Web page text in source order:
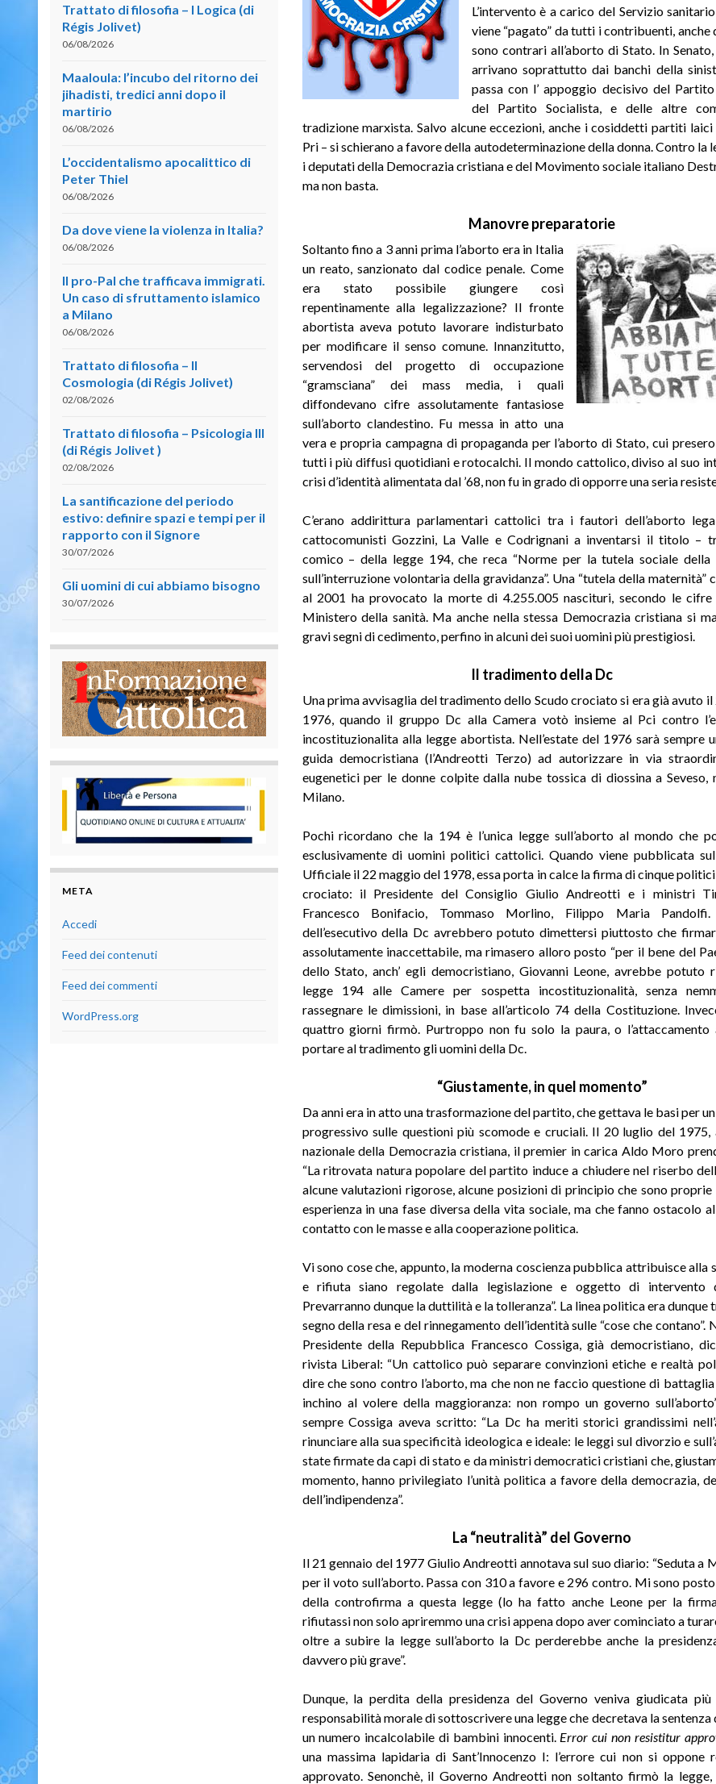
L’intervento è a carico del Servizio
viene “pagato” da tutti i contribuenti, anche
sono contrari all’aborto di Stato. In
arrivano soprattutto dai banchi della
passa con l’ appoggio decisivo del Partito
del Partito Socialista, e delle altre
tradizione marxista. Salvo alcune eccezioni, anche i cosiddetti partiti laici
Pri – si schierano a favore della autodeterminazione della donna. Contro la
i deputati della Democrazia cristiana e del Movimento sociale italiano
ma non basta.
Manovre preparatorie
Soltanto fino a 3 anni prima l’aborto era in Italia
un reato, sanzionato dal codice penale. Come
era stato possibile giungere così
repentinamente alla legalizzazione? Il fronte
abortista aveva potuto lavorare indisturbato
per modificare il senso comune. Innanzitutto,
servendosi del progetto di occupazione
“gramsciana” dei mass media, i quali
diffondevano cifre assolutamente fantasiose
sull’aborto clandestino. Fu messa in atto una
vera e propria campagna di propaganda per l’aborto di Stato, cui
tutti i più diffusi quotidiani e rotocalchi. Il mondo cattolico, diviso al suo
crisi d’identità alimentata dal ’68, non fu in grado di opporre una seria
C’erano addirittura parlamentari cattolici tra i fautori dell’aborto
cattocomunisti Gozzini, La Valle e Codrignani a inventarsi il titolo –
comico – della legge 194, che reca “Norme per la tutela sociale della
sull’interruzione volontaria della gravidanza”. Una “tutela della maternità”
al 2001 ha provocato la morte di 4.255.005 nascituri, secondo le
Ministero della sanità. Ma anche nella stessa Democrazia cristiana si
gravi segni di cedimento, perfino in alcuni dei suoi uomini più prestigiosi.
Il tradimento della Dc
Una prima avvisaglia del tradimento dello Scudo crociato si era già avuto
1976, quando il gruppo Dc alla Camera votò insieme al Pci contro
incostituzionalita alla legge abortista. Nell’estate del 1976 sarà sempre
guida democristiana (l’Andreotti Terzo) ad autorizzare in via
eugenetici per le donne colpite dalla nube tossica di diossina a Seveso,
Milano.
Pochi ricordano che la 194 è l’unica legge sull’aborto al mondo che
esclusivamente di uomini politici cattolici. Quando viene pubblicata
Ufficiale il 22 maggio del 1978, essa porta in calce la firma di cinque
crociato: il Presidente del Consiglio Giulio Andreotti e i ministri
Francesco Bonifacio, Tommaso Morlino, Filippo Maria
dell’esecutivo della Dc avrebbero potuto dimettersi piuttosto che
assolutamente inaccettabile, ma rimasero alloro posto “per il bene del
dello Stato, anch’ egli democristiano, Giovanni Leone, avrebbe potuto
legge 194 alle Camere per sospetta incostituzionalità, senza
rassegnare le dimissioni, in base all’articolo 74 della Costituzione.
quattro giorni firmò. Purtroppo non fu solo la paura, o l’attaccamento
portare al tradimento gli uomini della Dc.
“Giustamente, in quel momento”
Da anni era in atto una trasformazione del partito, che gettava le basi per
progressivo sulle questioni più scomode e cruciali. Il 20 luglio del 1975,
nazionale della Democrazia cristiana, il premier in carica Aldo Moro
“La ritrovata natura popolare del partito induce a chiudere nel riserbo
alcune valutazioni rigorose, alcune posizioni di principio che sono
esperienza in una fase diversa della vita sociale, ma che fanno ostacolo
contatto con le masse e alla cooperazione politica.
Vi sono cose che, appunto, la moderna coscienza pubblica attribuisce alla
e rifiuta siano regolate dalla legislazione e oggetto di intervento
Prevarranno dunque la duttilità e la tolleranza”. La linea politica era dunque
segno della resa e del rinnegamento dell’identità sulle “cose che contano”.
Presidente della Repubblica Francesco Cossiga, già democristiano,
rivista Liberal: “Un cattolico può separare convinzioni etiche e realtà
dire che sono contro l’aborto, ma che non ne faccio questione di
inchino al volere della maggioranza: non rompo un governo
sempre Cossiga aveva scritto: “La Dc ha meriti storici grandissimi
rinunciare alla sua specificità ideologica e ideale: le leggi sul divorzio e
state firmate da capi di stato e da ministri democratici cristiani che,
momento, hanno privilegiato l’unità politica a favore della democrazia,
dell’indipendenza”.
La “neutralità” del Governo
Il 21 gennaio del 1977 Giulio Andreotti annotava sul suo diario: “Seduta a
per il voto sull’aborto. Passa con 310 a favore e 296 contro. Mi sono
della controfirma a questa legge (lo ha fatto anche Leone per la
rifiutassi non solo apriremmo una crisi appena dopo aver cominciato a
oltre a subire la legge sull’aborto la Dc perderebbe anche la
davvero più grave”.
Dunque, la perdita della presidenza del Governo veniva giudicata
responsabilità morale di sottoscrivere una legge che decretava la
un numero incalcolabile di bambini innocenti. Error cui non resistitur
una massima lapidaria di Sant’Innocenzo I: l’errore cui non si oppone
approvato. Senonchè, il Governo Andreotti non soltanto firmò la legge,
Trattato di filosofia – I Logica (di
Régis Jolivet)
06/08/2026
Maaloula: l’incubo del ritorno dei
jihadisti, tredici anni dopo il
martirio
06/08/2026
L’occidentalismo apocalittico di
Peter Thiel
06/08/2026
Da dove viene la violenza in Italia?
06/08/2026
Il pro-Pal che trafficava immigrati.
Un caso di sfruttamento islamico
a Milano
06/08/2026
Trattato di filosofia – II
Cosmologia (di Régis Jolivet)
02/08/2026
Trattato di filosofia – Psicologia III
(di Régis Jolivet )
02/08/2026
La santificazione del periodo
estivo: definire spazi e tempi per il
rapporto con il Signore
30/07/2026
Gli uomini di cui abbiamo bisogno
30/07/2026
META
Accedi
Feed dei contenuti
Feed dei commenti
WordPress.org